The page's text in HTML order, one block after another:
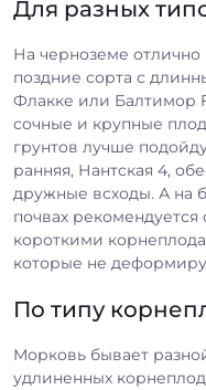
Для разных
На черноземе
поздние сорта с
Флакке или Балтимор
сочные и крупные
грунтов лучше
ранняя, Нантская 4,
дружные всходы. А на
почвах
короткими
которые не
По типу
Морковь бывает
удлиненных